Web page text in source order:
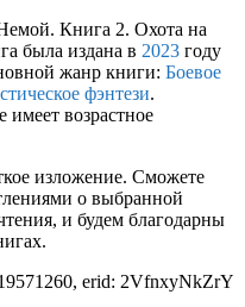
Книга 2. Охота на
была издана в 2023 году
жанр книги: Боевое
фэнтези.
возрастное
изложение. Сможете
о выбранной
и будем благодарны
erid: 2VfnxyNkZrY